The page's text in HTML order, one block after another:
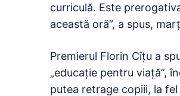
curriculă. Este
această oră”, a spus,
Premierul Florin Cîțu a
„educație pentru viață”,
putea retrage copiii, la